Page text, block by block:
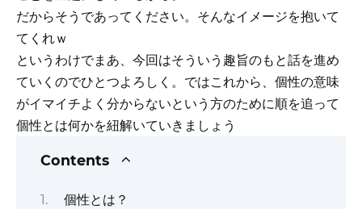
だからそうであってください。そんなイメージを抱いて
てくれｗ
というわけでまあ、今回はそういう趣旨のもと話を進め
ていくのでひとつよろしく。ではこれから、個性の意味
がイマイチよく分からないという方のために順を追って
個性とは何かを紐解いていきましょう
Contents
個性とは？